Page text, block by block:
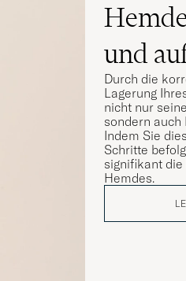
und
Durch die
Lagerung
nicht nur
sondern
Indem Sie
Schritte
signifikant
Hemdes.